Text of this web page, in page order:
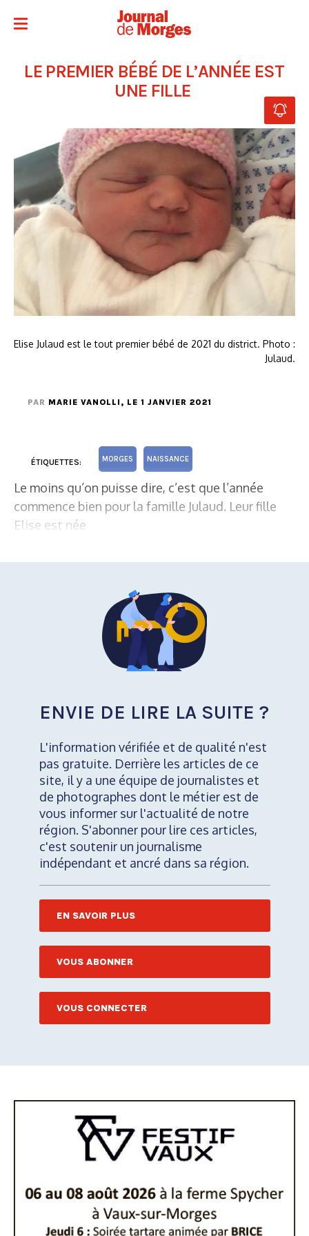
LE PREMIER BÉBÉ DE L’ANNÉE EST
UNE FILLE
Elise Julaud est le tout premier bébé de 2021 du district. Photo :
Julaud.
PAR MARIE VANOLLI , LE 1 JANVIER 2021
ÉTIQUETTES: MORGES NAISSANCE
Le moins qu’on puisse dire, c’est que l’année
commence bien pour la famille Julaud. Leur fille
Elise est née
ENVIE DE LIRE LA SUITE ?
L'information vérifiée et de qualité n'est
pas gratuite. Derrière les articles de ce
site, il y a une équipe de journalistes et
de photographes dont le métier est de
vous informer sur l'actualité de notre
région. S'abonner pour lire ces articles,
c'est soutenir un journalisme
indépendant et ancré dans sa région.
EN SAVOIR PLUS
VOUS ABONNER
VOUS CONNECTER